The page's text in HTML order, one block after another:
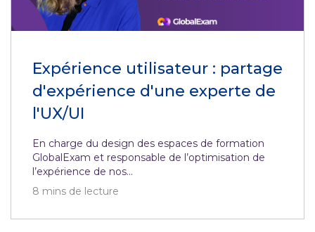
Expérience utilisateur : partage
d'expérience d'une experte de
l'UX/UI
En charge du design des espaces de formation
GlobalExam et responsable de l’optimisation de
l’expérience de nos...
8 mins de lecture